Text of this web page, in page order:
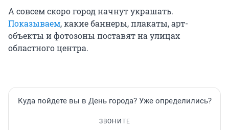
А совсем скоро город начнут украшать.
Показываем, какие баннеры, плакаты, арт-
объекты и фотозоны поставят на улицах
областного центра.
Куда пойдете вы в День города? Уже определились?
ЗВОНИТЕ